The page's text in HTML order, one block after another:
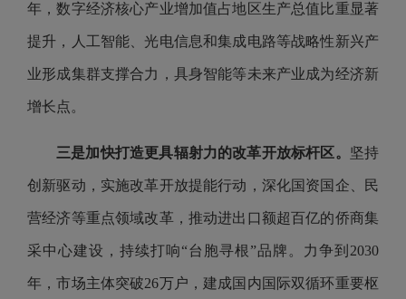
年，数字经济核心产业增加值占地区生产总值比重显著
提升，人工智能、光电信息和集成电路等战略性新兴产
业形成集群支撑合力，具身智能等未来产业成为经济新
增长点。
三是加快打造更具辐射力的改革开放标杆区。 坚持
创新驱动，实施改革开放提能行动，深化国资国企、民
营经济等重点领域改革，推动进出口额超百亿的侨商集
采中心建设，持续打响“台胞寻根”品牌。力争到2030
年，市场主体突破26万户，建成国内国际双循环重要枢